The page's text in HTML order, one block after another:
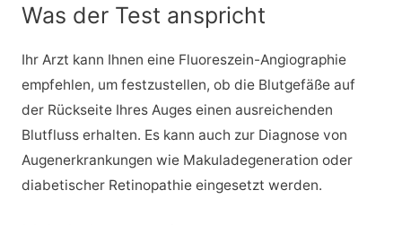
Was der Test anspricht
Ihr Arzt kann Ihnen eine Fluoreszein-Angiographie
empfehlen, um festzustellen, ob die Blutgefäße auf
der Rückseite Ihres Auges einen ausreichenden
Blutfluss erhalten. Es kann auch zur Diagnose von
Augenerkrankungen wie Makuladegeneration oder
diabetischer Retinopathie eingesetzt werden.